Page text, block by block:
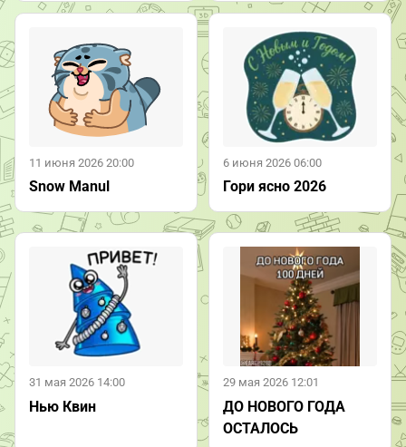
11 июня 2026 20:00
Snow Manul
6 июня 2026 06:00
Гори ясно 2026
31 мая 2026 14:00
Нью Квин
29 мая 2026 12:01
ДО НОВОГО ГОДА
ОСТАЛОСЬ